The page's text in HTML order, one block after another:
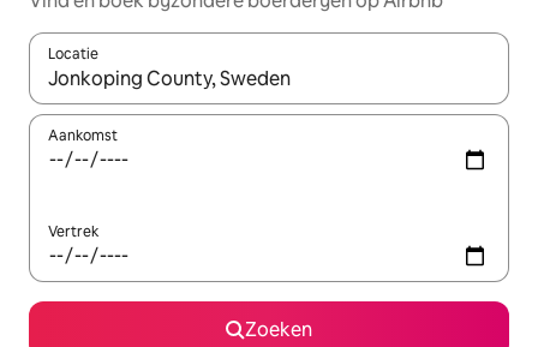
Locatie
Wanneer er suggesties beschikbaar zijn, maak je een keuze
Aankomst
Vertrek
Zoeken